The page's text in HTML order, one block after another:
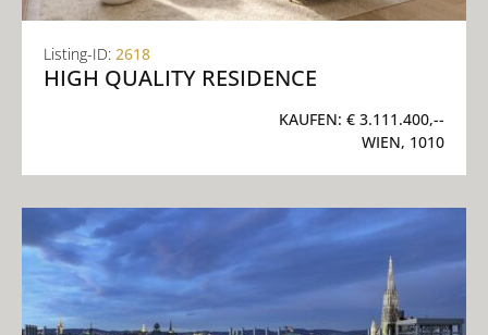
Listing-ID: 2618
HIGH QUALITY RESIDENCE
KAUFEN: € 3.111.400,--
WIEN, 1010